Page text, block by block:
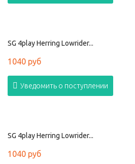
SG 4play Herring Lowrider...
1040 руб
Уведомить о поступлении
SG 4play Herring Lowrider...
1040 руб